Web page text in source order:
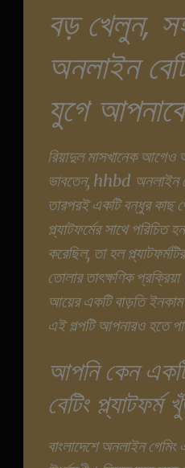
বড় খেলুন,
অনলাইন
যুগে
রিয়াদুল মাসখানেক আগেও
ভাবতেন, hhbd অনলাইন
তারপরই একটি বন্ধুর কাছ
প্ল্যাটফর্মের সাথে পরিচিত
করেছিল, তা হল
তোলার তাৎক্ষণিক
আয়ের একটি বাড়তি
এই গল্পটি আপনারও হতে
আপনি কেন
বেটিং
বাংলাদেশে অনলাইন